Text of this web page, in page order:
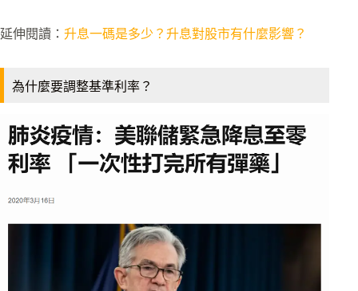
延伸閱讀： 升息一碼是多少？升息對股市有什麼影響？
為什麼要調整基準利率？